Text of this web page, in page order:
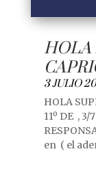
HOLA
3 JULIO
HOLA
11º DE , 3/
en ( el